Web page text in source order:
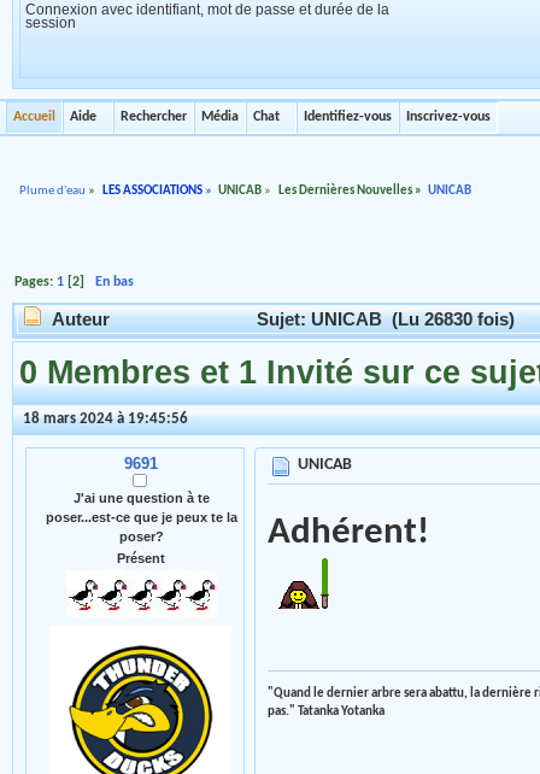
Connexion avec identifiant, mot de passe et durée de la
session
Accueil Aide Rechercher Média Chat Identifiez-vous Inscrivez-vous
Plume d'eau » LES ASSOCIATIONS» UNICAB » Les Dernières Nouvelles» UNICAB
Pages: 1 [2]En bas
Auteur Sujet: UNICAB (Lu 26830 fois)
0 Membres et 1 Invité sur ce
18 mars 2024 à 19:45:56
9691
J'ai une question à te
poser...est-ce que je peux te la
poser?
Présent
UNICAB
Adhérent!
"Quand le dernier arbre sera abattu, la dernière
pas." Tatanka Yotanka